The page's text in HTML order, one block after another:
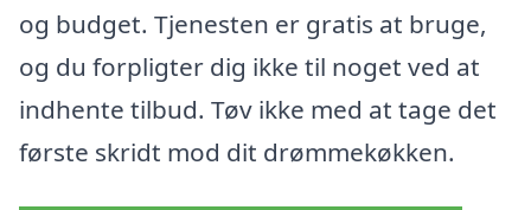
og budget. Tjenesten er gratis at bruge,
og du forpligter dig ikke til noget ved at
indhente tilbud. Tøv ikke med at tage det
første skridt mod dit drømmekøkken.